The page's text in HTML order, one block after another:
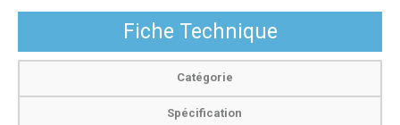
Fiche Technique
Catégorie
Spécification